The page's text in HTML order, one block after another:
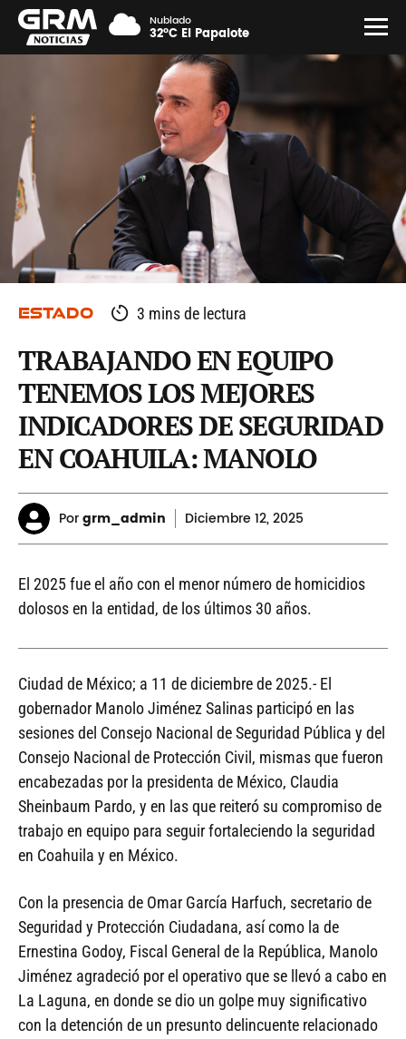
Nublado
32°C El Papalote
ESTADO 3 mins de lectura
TRABAJANDO EN EQUIPO
TENEMOS LOS MEJORES
INDICADORES DE SEGURIDAD
EN COAHUILA: MANOLO
Porgrm_admin Diciembre 12, 2025
El 2025 fue el año con el menor número de homicidios
dolosos en la entidad, de los últimos 30 años.
Ciudad de México; a 11 de diciembre de 2025.- El
gobernador Manolo Jiménez Salinas participó en las
sesiones del Consejo Nacional de Seguridad Pública y del
Consejo Nacional de Protección Civil, mismas que fueron
encabezadas por la presidenta de México, Claudia
Sheinbaum Pardo, y en las que reiteró su compromiso de
trabajo en equipo para seguir fortaleciendo la seguridad
en Coahuila y en México.
Con la presencia de Omar García Harfuch, secretario de
Seguridad y Protección Ciudadana, así como la de
Ernestina Godoy, Fiscal General de la República, Manolo
Jiménez agradeció por el operativo que se llevó a cabo en
La Laguna, en donde se dio un golpe muy significativo
con la detención de un presunto delincuente relacionado